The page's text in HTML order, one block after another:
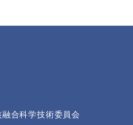
合科学技術委員会